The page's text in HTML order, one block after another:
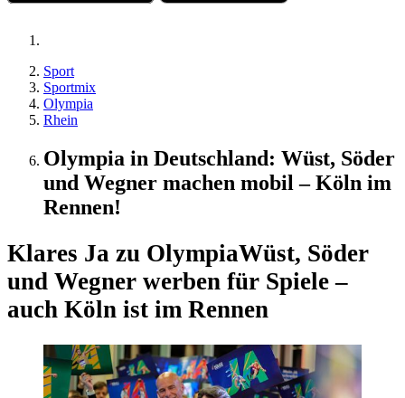
Sport
Sportmix
Olympia
Rhein
Olympia in Deutschland: Wüst, Söder
und Wegner machen mobil – Köln im
Rennen!
Klares Ja zu OlympiaWüst, Söder
und Wegner werben für Spiele –
auch Köln ist im Rennen